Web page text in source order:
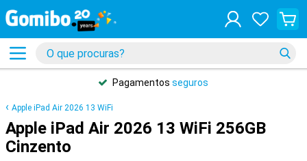
Pagamentos seguros
Apple iPad Air 2026 13 WiFi
Apple iPad Air 2026 13 WiFi 256GB
Cinzento